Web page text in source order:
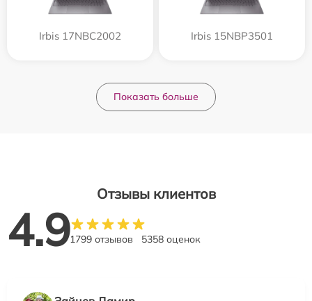
Irbis 17NBC2002 Irbis 15NBP3501
Показать больше
Отзывы клиентов
4.91799 отзывов 5358 оценок